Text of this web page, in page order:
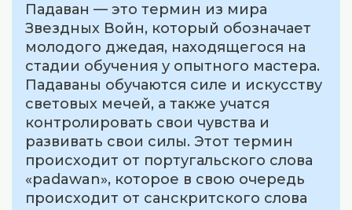
Падаван — это термин из мира
Звездных Войн, который обозначает
молодого джедая, находящегося на
стадии обучения у опытного мастера.
Падаваны обучаются силе и искусству
световых мечей, а также учатся
контролировать свои чувства и
развивать свои силы. Этот термин
происходит от португальского слова
«padawan», которое в свою очередь
происходит от санскритского слова